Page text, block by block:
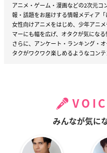
アニメ・ゲーム・漫画などの2次元
報・話題をお届けする情報メディア「
女性向けアニメをはじめ、少年アニ
マーにも幅を広げ、オタクが気にな
さらに、アンケート・ランキング・
タクがワクワク楽しめるようなコンテ
みんなが気に